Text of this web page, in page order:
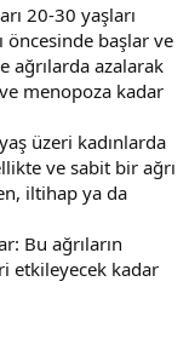
20-30 yaşları
öncesinde başlar ve
ağrılarda azalarak
menopoza kadar
üzeri kadınlarda
ve sabit bir ağrı
iltihap ya da
Bu ağrıların
etkileyecek kadar